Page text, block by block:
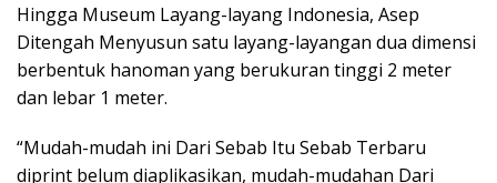
Hingga Museum Layang-layang Indonesia, Asep
Ditengah Menyusun satu layang-layangan dua dimensi
berbentuk hanoman yang berukuran tinggi 2 meter
dan lebar 1 meter.
“Mudah-mudah ini Dari Sebab Itu Sebab Terbaru
diprint belum diaplikasikan, mudah-mudahan Dari